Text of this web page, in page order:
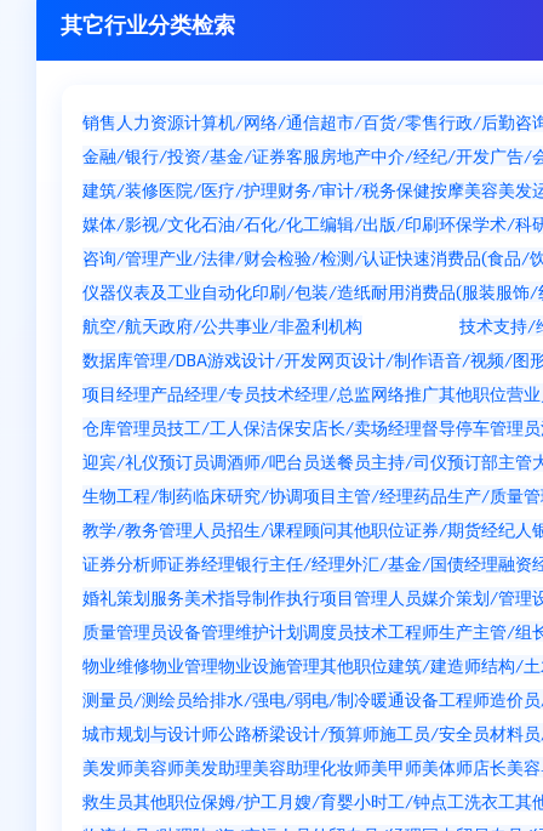
其它行业分类检索
销售 人力资源计算机/网络/通信超市/百货/零售行政/后勤咨
金融/银行/投资/基金/证券客服房地产中介/经纪/开发广告/
建筑/装修医院/医疗/护理财务/审计/税务保健按摩美容美发
媒体/影视/文化石油/石化/化工编辑/出版/印刷环保学术/科
咨询/管理产业/法律/财会检验/检测/认证快速消费品(食品/
仪器仪表及工业自动化印刷/包装/造纸耐用消费品(服装服
航空/航天政府/公共事业/非盈利机构
技术支持/
数据库管理/DBA游戏设计/开发网页设计/制作语音/视频/图
项目经理产品经理/专员技术经理/总监网络推广其他职位营
仓库管理员技工/工人保洁保安店长/卖场经理督导停车管理员
迎宾/礼仪预订员调酒师/吧台员送餐员主持/司仪预订部主管
生物工程/制药临床研究/协调项目主管/经理药品生产/质量
教学/教务管理人员招生/课程顾问其他职位证券/期货经纪人
证券分析师证券经理银行主任/经理外汇/基金/国债经理融资
婚礼策划服务美术指导制作执行项目管理人员媒介策划/管理
质量管理员设备管理维护计划调度员技术工程师生产主管/组
物业维修物业管理物业设施管理其他职位建筑/建造师结构/土
测量员/测绘员给排水/强电/弱电/制冷暖通设备工程师造价
城市规划与设计师公路桥梁设计/预算师施工员/安全员材料
美发师美容师美发助理美容助理化妆师美甲师美体师店长美
救生员其他职位保姆/护工 月嫂/育婴小时工/钟点工洗衣工其